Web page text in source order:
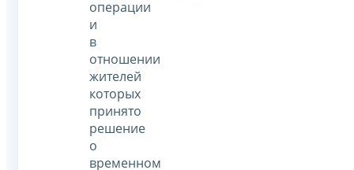
операции
и
в
отношении
жителей
которых
принято
решение
о
временном